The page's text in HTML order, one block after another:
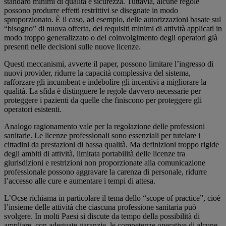
possono produrre effetti restrittivi se disegnate in modo
sproporzionato. È il caso, ad esempio, delle autorizzazioni basate sul
“bisogno” di nuova offerta, dei requisiti minimi di attività applicati in
modo troppo generalizzato o del coinvolgimento degli operatori già
presenti nelle decisioni sulle nuove licenze.
Questi meccanismi, avverte il paper, possono limitare l’ingresso di
nuovi provider, ridurre la capacità complessiva del sistema,
rafforzare gli incumbent e indebolire gli incentivi a migliorare la
qualità. La sfida è distinguere le regole davvero necessarie per
proteggere i pazienti da quelle che finiscono per proteggere gli
operatori esistenti.
Analogo ragionamento vale per la regolazione delle professioni
sanitarie. Le licenze professionali sono essenziali per tutelare i
cittadini da prestazioni di bassa qualità. Ma definizioni troppo rigide
degli ambiti di attività, limitata portabilità delle licenze tra
giurisdizioni e restrizioni non proporzionate alla comunicazione
professionale possono aggravare la carenza di personale, ridurre
l’accesso alle cure e aumentare i tempi di attesa.
L’Ocse richiama in particolare il tema dello “scope of practice”, cioè
l’insieme delle attività che ciascuna professione sanitaria può
svolgere. In molti Paesi si discute da tempo della possibilità di